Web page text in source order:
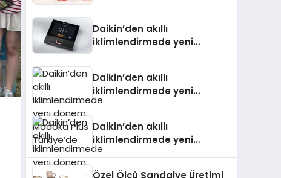
Daikin’den akıllı
iklimlendirmede yeni
Daikin’den akıllı
iklimlendirmede yeni
dönem: Madoka Plus
Daikin’den akıllı
iklimlendirmede yeni
dönem: Madoka Plus
Özel Ölçü Sandalye Üretimi